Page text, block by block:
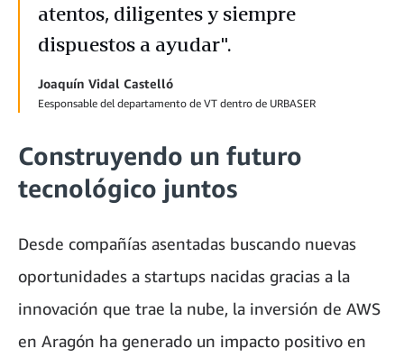
atentos, diligentes y siempre
dispuestos a ayudar".
Joaquín Vidal Castelló
Eesponsable del departamento de VT dentro de URBASER
Construyendo un futuro
tecnológico juntos
Desde compañías asentadas buscando nuevas
oportunidades a startups nacidas gracias a la
innovación que trae la nube, la inversión de AWS
en Aragón ha generado un impacto positivo en